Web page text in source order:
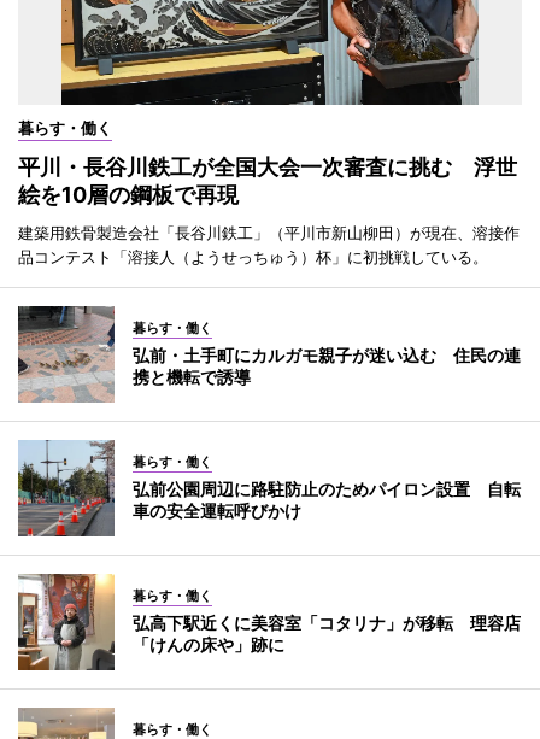
暮らす・働く
平川・長谷川鉄工が全国大会一次審査に挑む 浮世
絵を10層の鋼板で再現
建築用鉄骨製造会社「長谷川鉄工」（平川市新山柳田）が現在、溶接作
品コンテスト「溶接人（ようせっちゅう）杯」に初挑戦している。
暮らす・働く
弘前・土手町にカルガモ親子が迷い込む 住民の連
携と機転で誘導
暮らす・働く
弘前公園周辺に路駐防止のためパイロン設置 自転
車の安全運転呼びかけ
暮らす・働く
弘高下駅近くに美容室「コタリナ」が移転 理容店
「けんの床や」跡に
暮らす・働く